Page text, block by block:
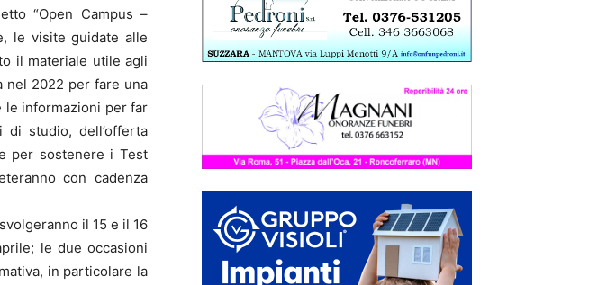
“Open Campus –
le visite guidate alle
il materiale utile agli
nel 2022 per fare una
le informazioni per far
studio, dell’offerta
per sostenere i Test
con cadenza
il 15 e il 16
le due occasioni
in particolare la